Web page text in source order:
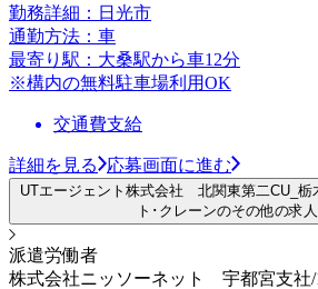
勤務詳細：日光市
通勤方法：車
最寄り駅：大桑駅から車12分
※構内の無料駐車場利用OK
交通費支給
詳細を見る 応募画面に進む
UTエージェント株式会社 北関東第二CU_栃
ト･クレーンのその他の求
派遣労働者
株式会社ニッソーネット 宇都宮支社/